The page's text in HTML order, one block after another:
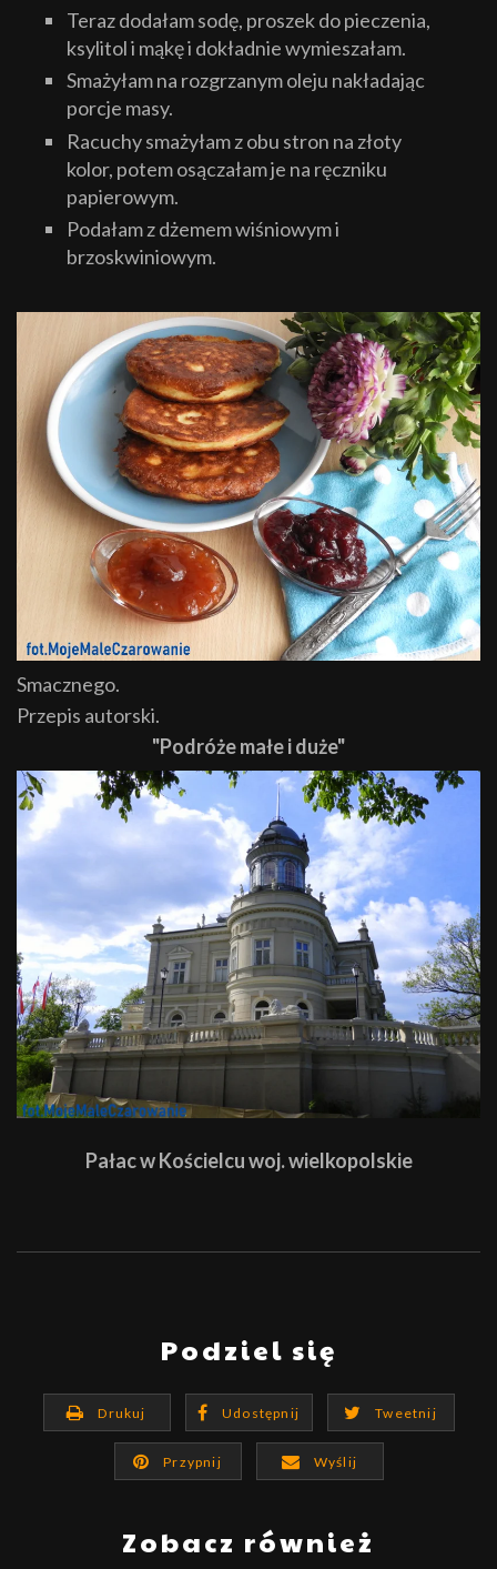
Teraz dodałam sodę, proszek do pieczenia,
ksylitol i mąkę i dokładnie wymieszałam.
Smażyłam na rozgrzanym oleju nakładając
porcje masy.
Racuchy smażyłam z obu stron na złoty
kolor, potem osączałam je na ręczniku
papierowym.
Podałam z dżemem wiśniowym i
brzoskwiniowym.
Smacznego.
Przepis autorski.
"Podróże małe i duże"
Pałac w Kościelcu woj. wielkopolskie
Podziel się
Drukuj Udostępnij Tweetnij
Przypnij Wyślij
Zobacz również